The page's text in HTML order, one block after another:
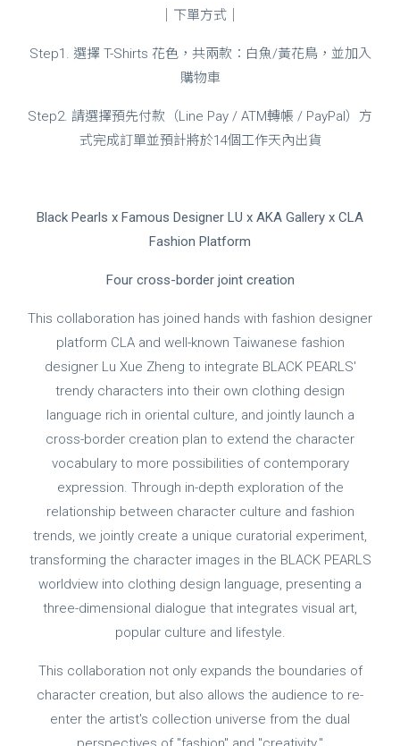
｜下單方式｜
Step1. 選擇 T-Shirts 花色，共兩款：白魚/黃花鳥，並加入
購物車
Step2. 請選擇預先付款（Line Pay / ATM轉帳 / PayPal）方
式完成訂單並預計將於14個工作天內出貨
Black Pearls x Famous Designer LU x AKA Gallery x CLA
Fashion Platform
Four cross-border joint creation
This collaboration has joined hands with fashion designer
platform CLA and well-known Taiwanese fashion
designer Lu Xue Zheng to integrate BLACK PEARLS'
trendy characters into their own clothing design
language rich in oriental culture, and jointly launch a
cross-border creation plan to extend the character
vocabulary to more possibilities of contemporary
expression. Through in-depth exploration of the
relationship between character culture and fashion
trends, we jointly create a unique curatorial experiment,
transforming the character images in the BLACK PEARLS
worldview into clothing design language, presenting a
three-dimensional dialogue that integrates visual art,
popular culture and lifestyle.
This collaboration not only expands the boundaries of
character creation, but also allows the audience to re-
enter the artist's collection universe from the dual